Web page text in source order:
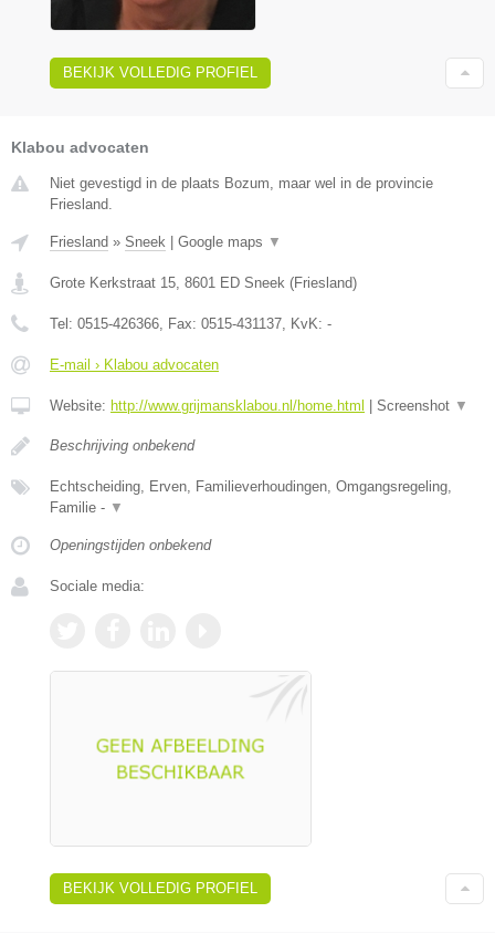
BEKIJK VOLLEDIG PROFIEL
Klabou advocaten
Niet gevestigd in de plaats Bozum, maar wel in de provincie
Friesland.
Friesland » Sneek Google maps ▼
Grote Kerkstraat 15, 8601 ED Sneek (Friesland)
Tel: 0515-426366, Fax: 0515-431137, KvK: -
E-mail › Klabou advocaten
Website: http://www.grijmansklabou.nl/home.html Screenshot ▼
Beschrijving onbekend
Echtscheiding, Erven, Familieverhoudingen, Omgangsregeling,
Familie - ▼
Openingstijden onbekend
Sociale media:
BEKIJK VOLLEDIG PROFIEL